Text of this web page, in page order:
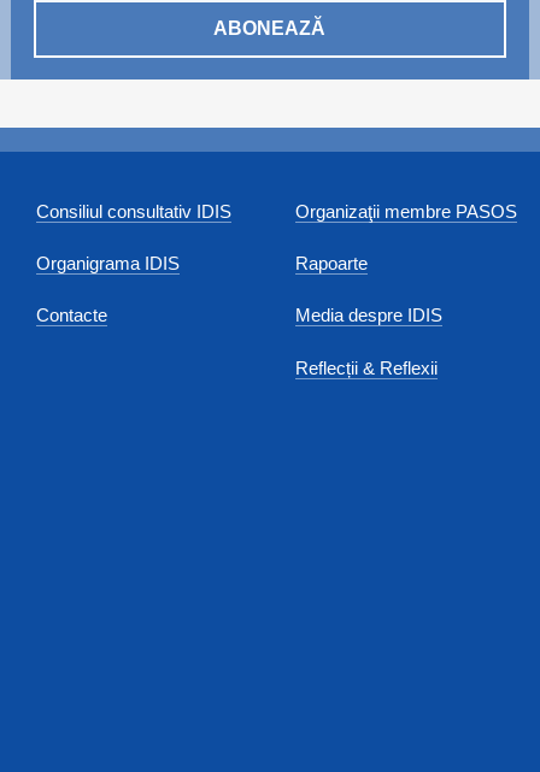
ABONEAZĂ
Consiliul consultativ IDIS
Organigrama IDIS
Contacte
Organizaţii membre PASOS
Rapoarte
Media despre IDIS
Reflecții & Reflexii